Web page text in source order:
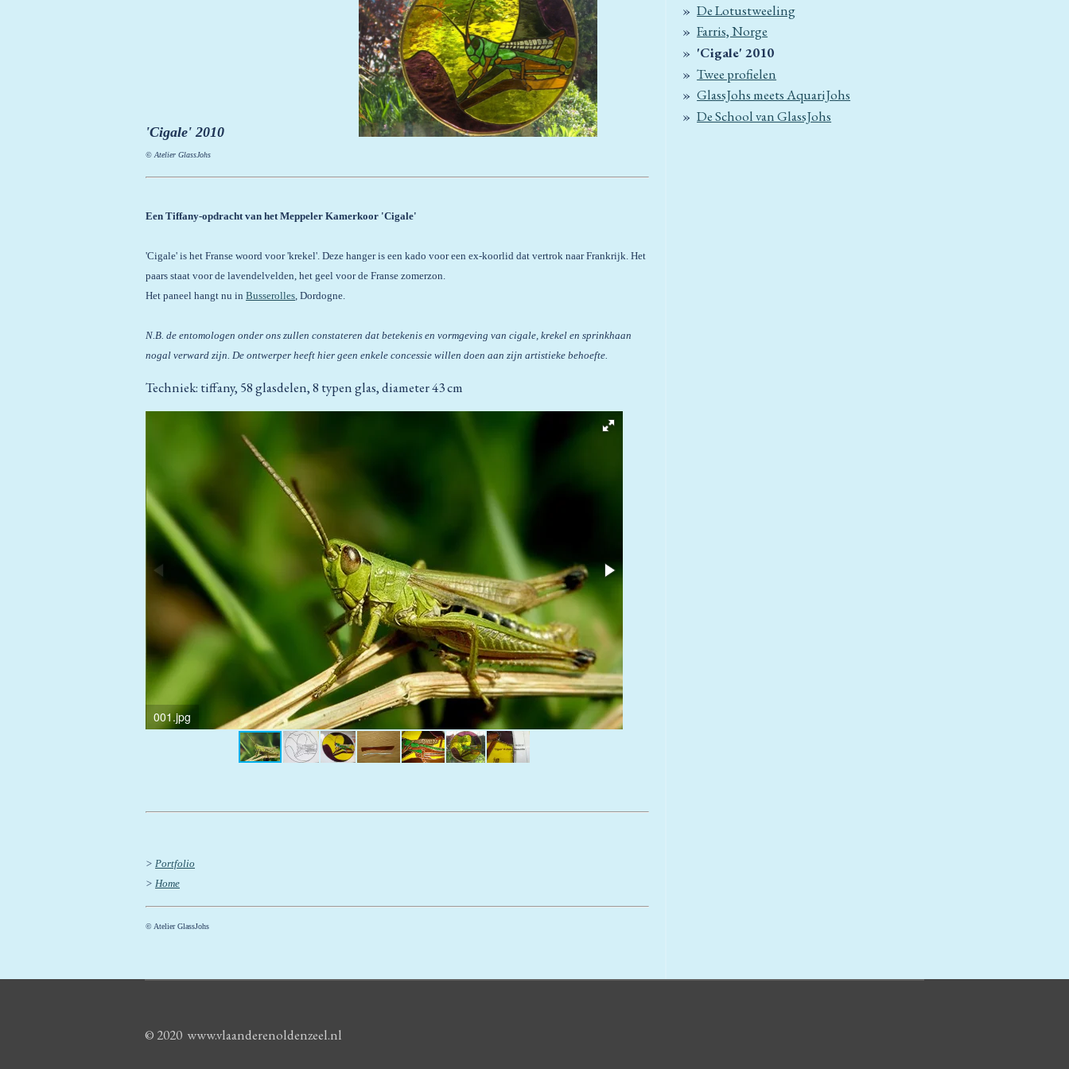
'Cigale' 2010
© Atelier GlassJohs
Een Tiffany-opdracht van het Meppeler Kamerkoor 'Cigale'
'Cigale' is het Franse woord voor 'krekel'. Deze hanger is een kado voor een ex-koorlid dat vertrok naar Frankrijk. Het
paars staat voor de lavendelvelden, het geel voor de Franse zomerzon.
Het paneel hangt nu in Busserolles , Dordogne.
N.B. de entomologen onder ons zullen constateren dat betekenis en vormgeving van cigale, krekel en sprinkhaan
nogal verward zijn. De ontwerper heeft hier geen enkele concessie willen doen aan zijn artistieke behoefte.
Techniek: tiffany, 58 glasdelen, 8 typen glas, diameter 43 cm
001.jpg
> Portfolio
> Home
© Atelier GlassJohs
De Lotustweeling
Farris, Norge
'Cigale' 2010
Twee profielen
GlassJohs meets AquariJohs
De School van GlassJohs
© 2020 www.vlaanderenoldenzeel.nl